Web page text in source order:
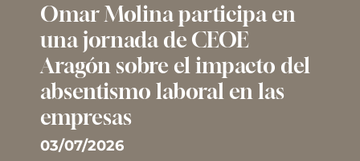
Omar Molina participa en
una jornada de CEOE
Aragón sobre el impacto del
absentismo laboral en las
empresas
03/07/2026